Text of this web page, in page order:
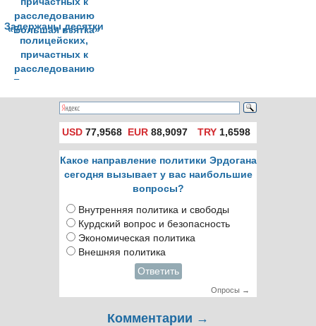
Задержаны десятки
полицейских,
причастных к
расследованию
«Большая взятка»
USD 77,9568 EUR 88,9097 TRY1,6598
Какое направление политики Эрдогана
сегодня вызывает у вас наибольшие
вопросы?
Внутренняя политика и свободы
Курдский вопрос и безопасность
Экономическая политика
Внешняя политика
Ответить
Опросы →
Комментарии →